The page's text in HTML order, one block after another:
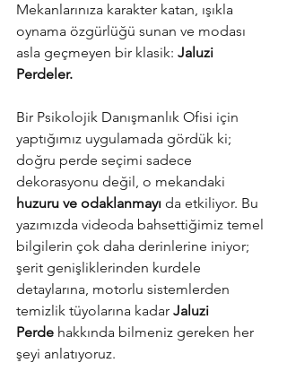
Mekanlarınıza karakter katan, ışıkla
oynama özgürlüğü sunan ve modası
asla geçmeyen bir klasik: Jaluzi
Perdeler.
Bir Psikolojik Danışmanlık Ofisi için
yaptığımız uygulamada gördük ki;
doğru perde seçimi sadece
dekorasyonu değil, o mekandaki
huzuru ve odaklanmayı da etkiliyor. Bu
yazımızda videoda bahsettiğimiz temel
bilgilerin çok daha derinlerine iniyor;
şerit genişliklerinden kurdele
detaylarına, motorlu sistemlerden
temizlik tüyolarına kadar Jaluzi
Perde hakkında bilmeniz gereken her
şeyi anlatıyoruz.